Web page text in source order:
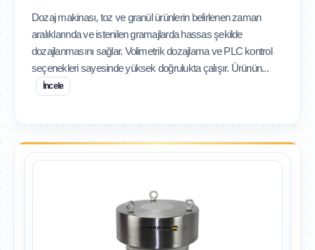
Dozaj makinası, toz ve granül ürünlerin belirlenen zaman
aralıklarında ve istenilen gramajlarda hassas şekilde
dozajlanmasını sağlar. Volimetrik dozajlama ve PLC kontrol
seçenekleri sayesinde yüksek doğrulukta çalışır. Ürünün...
İncele